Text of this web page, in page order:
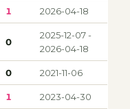
1 2026-04-18
0
2025-12-07 -
2026-04-18
0 2021-11-06
1 2023-04-30